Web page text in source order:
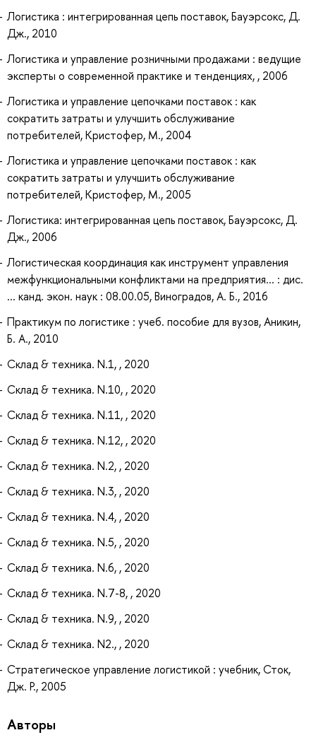
Логистика : интегрированная цепь поставок, Бауэрсокс, Д.
Дж., 2010
Логистика и управление розничными продажами : ведущие
эксперты о современной практике и тенденциях, , 2006
Логистика и управление цепочками поставок : как
сократить затраты и улучшить обслуживание
потребителей, Кристофер, М., 2004
Логистика и управление цепочками поставок : как
сократить затраты и улучшить обслуживание
потребителей, Кристофер, М., 2005
Логистика: интегрированная цепь поставок, Бауэрсокс, Д.
Дж., 2006
Логистическая координация как инструмент управления
межфункциональными конфликтами на предприятия... : дис.
... канд. экон. наук : 08.00.05, Виноградов, А. Б., 2016
Практикум по логистике : учеб. пособие для вузов, Аникин,
Б. А., 2010
Склад & техника. N.1, , 2020
Склад & техника. N.10, , 2020
Склад & техника. N.11, , 2020
Склад & техника. N.12, , 2020
Склад & техника. N.2, , 2020
Склад & техника. N.3, , 2020
Склад & техника. N.4, , 2020
Склад & техника. N.5, , 2020
Склад & техника. N.6, , 2020
Склад & техника. N.7-8, , 2020
Склад & техника. N.9, , 2020
Склад & техника. N2., , 2020
Стратегическое управление логистикой : учебник, Сток,
Дж. Р., 2005
Авторы